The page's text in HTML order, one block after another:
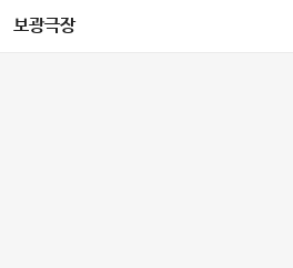
보광극장